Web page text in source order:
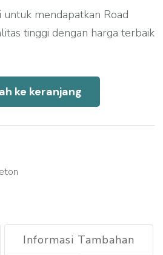
mendapatkan Road
tinggi dengan harga terbaik
ke keranjang
Informasi Tambahan